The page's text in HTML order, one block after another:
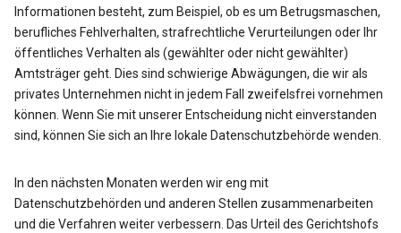
Informationen besteht, zum Beispiel, ob es um Betrugsmaschen,
berufliches Fehlverhalten, strafrechtliche Verurteilungen oder Ihr
öffentliches Verhalten als (gewählter oder nicht gewählter)
Amtsträger geht. Dies sind schwierige Abwägungen, die wir als
privates Unternehmen nicht in jedem Fall zweifelsfrei vornehmen
können. Wenn Sie mit unserer Entscheidung nicht einverstanden
sind, können Sie sich an Ihre lokale Datenschutzbehörde wenden.
In den nächsten Monaten werden wir eng mit
Datenschutzbehörden und anderen Stellen zusammenarbeiten
und die Verfahren weiter verbessern. Das Urteil des Gerichtshofs